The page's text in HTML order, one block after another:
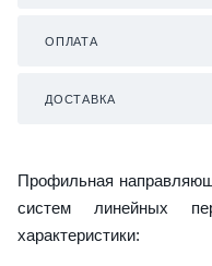
ОПЛАТА
ДОСТАВКА
Профильная
систем линейных
характеристики: